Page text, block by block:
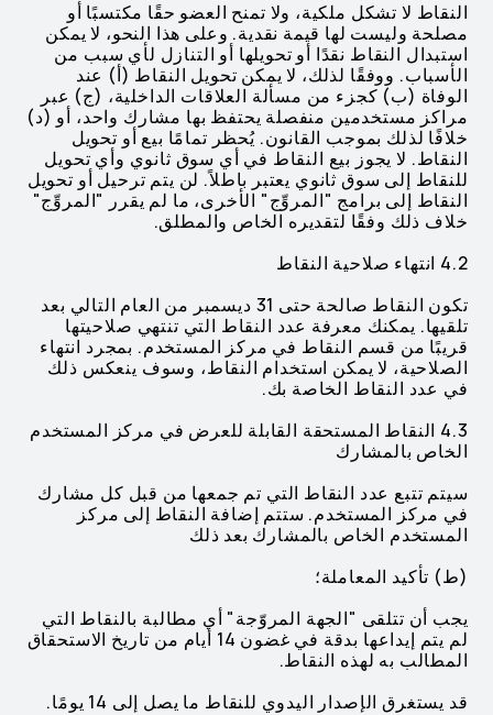
النقاط لا تشكل ملكية، ولا تمنح العضو حقًا مكتسبًا أو
مصلحة وليست لها قيمة نقدية. وعلى هذا النحو، لا يمكن
استبدال النقاط نقدًا أو تحويلها أو التنازل لأي سبب من
الأسباب. ووفقًا لذلك، لا يمكن تحويل النقاط (أ) عند
الوفاة (ب) كجزء من مسألة العلاقات الداخلية، (ج) عبر
مراكز مستخدمين منفصلة يحتفظ بها مشارك واحد، أو (د)
خلافًا لذلك بموجب القانون. يُحظر تمامًا بيع أو تحويل
النقاط. لا يجوز بيع النقاط في أي سوق ثانوي وأي تحويل
للنقاط إلى سوق ثانوي يعتبر باطلاً. لن يتم ترحيل أو تحويل
النقاط إلى برامج "المروِّج" الأخرى، ما لم يقرر "المروِّج"
خلاف ذلك وفقًا لتقديره الخاص والمطلق.
4.2 انتهاء صلاحية النقاط
تكون النقاط صالحة حتى 31 ديسمبر من العام التالي بعد
تلقيها. يمكنك معرفة عدد النقاط التي تنتهي صلاحيتها
قريبًا من قسم النقاط في مركز المستخدم. بمجرد انتهاء
الصلاحية، لا يمكن استخدام النقاط، وسوف ينعكس ذلك
في عدد النقاط الخاصة بك.
4.3 النقاط المستحقة القابلة للعرض في مركز المستخدم
الخاص بالمشارك
سيتم تتبع عدد النقاط التي تم جمعها من قبل كل مشارك
في مركز المستخدم. ستتم إضافة النقاط إلى مركز
المستخدم الخاص بالمشارك بعد ذلك
(ط) تأكيد المعاملة؛
يجب أن تتلقى "الجهة المروّجة" أي مطالبة بالنقاط التي
لم يتم إيداعها بدقة في غضون 14 أيام من تاريخ الاستحقاق
المطالب به لهذه النقاط.
قد يستغرق الإصدار اليدوي للنقاط ما يصل إلى 14 يومًا.